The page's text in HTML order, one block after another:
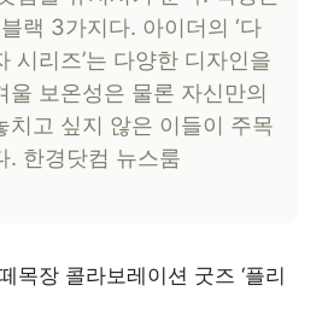
랙 3가지다. 아이더의 ‘다
시리즈’는 다양한 디자인을
울 보온성은 물론 자신만의
치고 싶지 않은 이들이 주목
. 한경닷컴 뉴스룸
목장 콜라보레이션 굿즈 ‘플리